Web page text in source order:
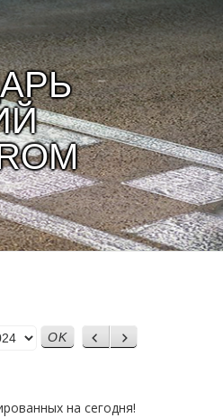
Назад
Вперед
на сегодня!